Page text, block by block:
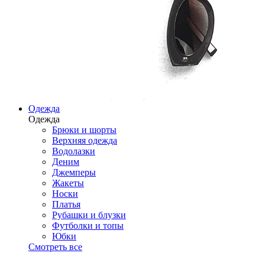
Одежда
Одежда
Брюки и шорты
Верхняя одежда
Водолазки
Деним
Джемперы
Жакеты
Носки
Платья
Рубашки и блузки
Футболки и топы
Юбки
Смотреть все